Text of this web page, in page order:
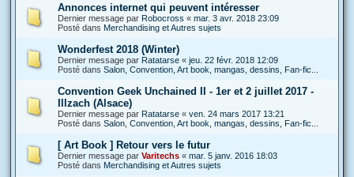
Annonces internet qui peuvent intéresser
Dernier message par Robocross « mar. 3 avr. 2018 23:09
Posté dans Merchandising et Autres sujets
Wonderfest 2018 (Winter)
Dernier message par Ratatarse « jeu. 22 févr. 2018 12:09
Posté dans Salon, Convention, Art book, mangas, dessins, Fan-fic...
Convention Geek Unchained II - 1er et 2 juillet 2017 -
Illzach (Alsace)
Dernier message par Ratatarse « ven. 24 mars 2017 13:21
Posté dans Salon, Convention, Art book, mangas, dessins, Fan-fic...
[ Art Book ] Retour vers le futur
Dernier message par Varitechs « mar. 5 janv. 2016 18:03
Posté dans Merchandising et Autres sujets